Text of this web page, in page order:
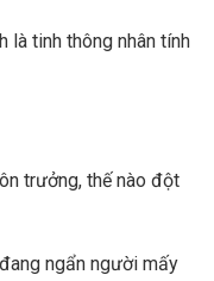
là tinh thông nhân tính
trưởng, thế nào đột
ngẩn người mấy